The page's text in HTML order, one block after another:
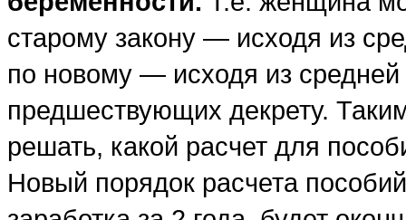
старому закону — исходя из
по новому — исходя из
предшествующих декрету.
решать, какой расчет для
Новый порядок расчета